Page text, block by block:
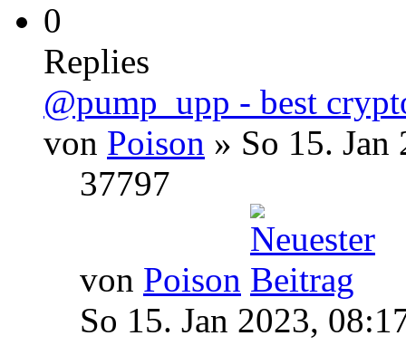
0
Replies
@pump_upp - best
von Poison » So 15.
37797
von Poison
So 15. Jan 2023,